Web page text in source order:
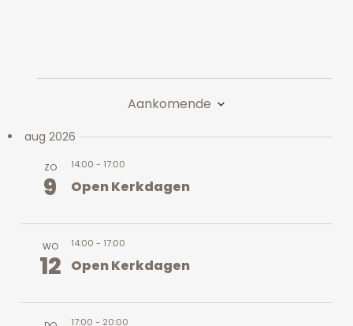
Evenementen
Aankomende
Selecteer
aug 2026
ZO
9
14:00 - 17:00
Open Kerkdagen
WO
12
14:00 - 17:00
Open Kerkdagen
17:00 - 20:00